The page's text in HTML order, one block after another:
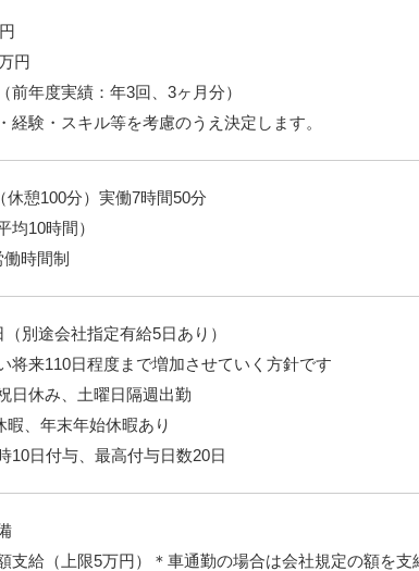
円
前年度実績：年3回、3ヶ月分）
経験・スキル等を考慮のうえ決定します。
休憩100分）実働7時間50分
均10時間）
時間制
別途会社指定有給5日あり）
将来110日程度まで増加させていく方針です
日休み、土曜日隔週出勤
暇、年末年始休暇あり
10日付与、最高付与日数20日
支給（上限5万円）＊車通勤の場合は会社規定の額を支